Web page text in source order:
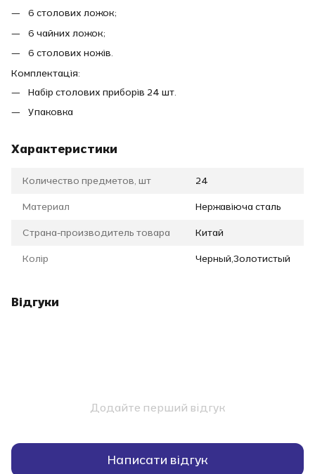
6 столових ложок;
6 чайних ложок;
6 столових ножів.
Комплектація:
Набір столових приборів 24 шт.
Упаковка
Характеристики
Количество предметов, шт 24
Материал Нержавіюча сталь
Страна-производитель товара Китай
Колір Черный,Золотистый
Відгуки
Додайте перший відгук
Написати відгук